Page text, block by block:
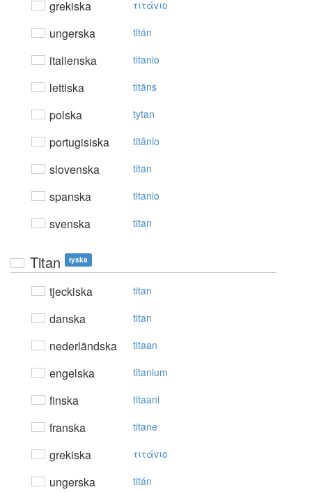
grekiska τιτάvιo
ungerska titán
italienska titanio
lettiska titāns
polska tytan
portugisiska titânio
slovenska titan
spanska titanio
svenska titan
Titan tyska
tjeckiska titan
danska titan
nederländska titaan
engelska titanium
finska titaani
franska titane
grekiska τιτάvιo
ungerska titán